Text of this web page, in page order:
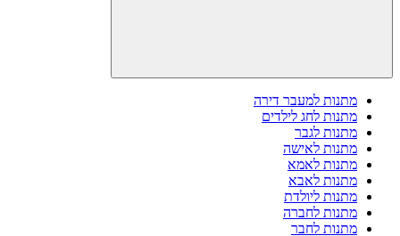
מתנות למעבר דירה
מתנות לחג לילדים
מתנות לגבר
מתנות לאישה
מתנות לאמא
מתנות לאבא
מתנות ליולדת
מתנות לחברה
מתנות לחבר